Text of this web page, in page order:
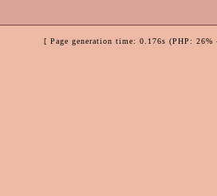
[ Page generation time: 0.176s (PHP: